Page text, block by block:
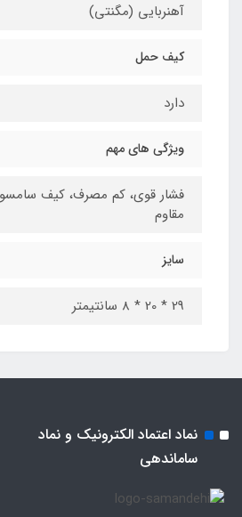
آهنربایی (مگنتی)
کیف حمل
دارد
ویژگی های مهم
فشار قوی، کم مصرف، کیف
مقاوم
سایز
29 * 20 * 8 سانتیمتر
نماد اعتماد الکترونیک و نماد
ساماندهی